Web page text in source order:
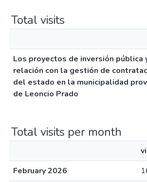
Total visits
Los proyectos de inversión pública
relación con la gestión de
del estado en la municipalidad
de Leoncio Prado
Total visits per month
February 2026